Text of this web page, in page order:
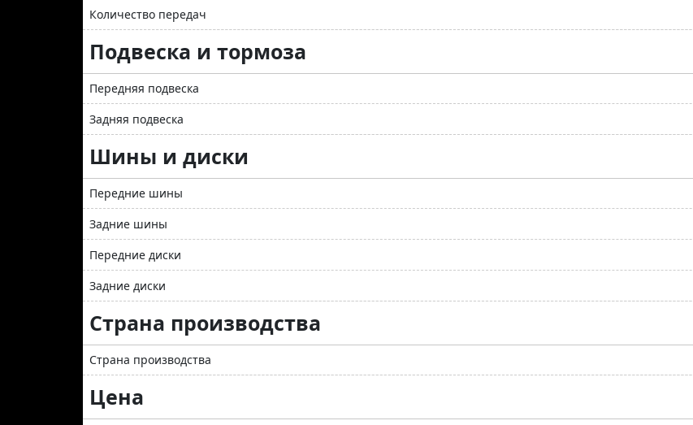
Количество передач
Подвеска и тормоза
Передняя подвеска
Задняя подвеска
Шины и диски
Передние шины
Задние шины
Передние диски
Задние диски
Страна производства
Страна производства
Цена